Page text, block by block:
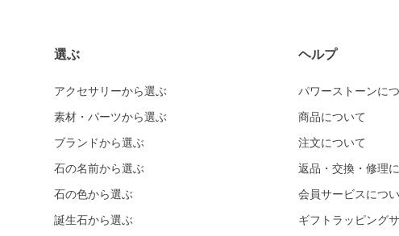
選ぶ
アクセサリーから選ぶ
素材・パーツから選ぶ
ブランドから選ぶ
石の名前から選ぶ
石の色から選ぶ
誕生石から選ぶ
ヘルプ
パワーストーンに
商品について
注文について
返品・交換・修理
会員サービスにつ
ギフトラッピング